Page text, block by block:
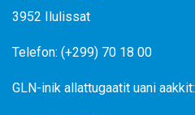
3952 Ilulissat
Telefon: (+299) 70 18 00
GLN-inik allattugaatit uani aakkit: